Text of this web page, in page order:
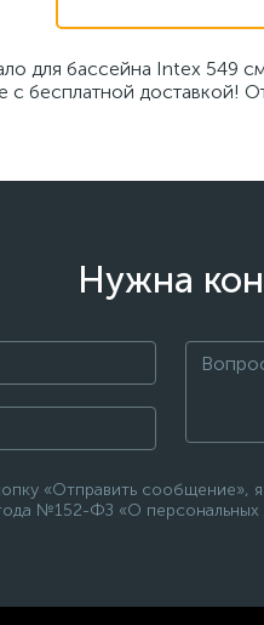
для бассейна Intex 549
бесплатной доставкой!
Нужна
«Отправить сообщение»,
№152-ФЗ «О персональных